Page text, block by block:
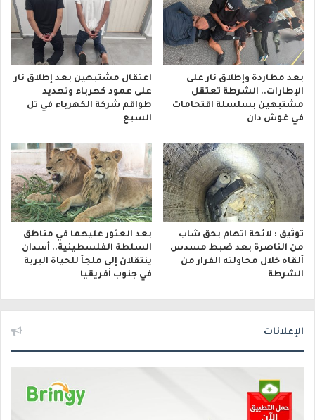
بعد مطاردة وإطلاق نار على
الإطارات.. الشرطة تعتقل
مشتبهين بسلسلة اقتحامات
في غوش دان
اعتقال مشتبهين بعد إطلاق نار
على عمود كهرباء وتهديد
طواقم شركة الكهرباء في تل
السبع
توثيق : لائحة اتهام بحق شاب
من الناصرة بعد ضبط مسدس
ألقاه خلال محاولته الفرار من
الشرطة
بعد العثور عليهما في مناطق
السلطة الفلسطينية.. أسدان
ينتقلان إلى ملجأ للحياة البرية
في جنوب أفريقيا
الإعلانات